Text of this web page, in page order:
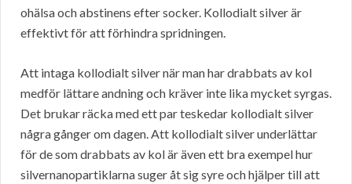
ohälsa och abstinens efter socker. Kollodialt silver är
effektivt för att förhindra spridningen.
Att intaga kollodialt silver när man har drabbats av kol
medför lättare andning och kräver inte lika mycket syrgas.
Det brukar räcka med ett par teskedar kollodialt silver
några gånger om dagen. Att kollodialt silver underlättar
för de som drabbats av kol är även ett bra exempel hur
silvernanopartiklarna suger åt sig syre och hjälper till att